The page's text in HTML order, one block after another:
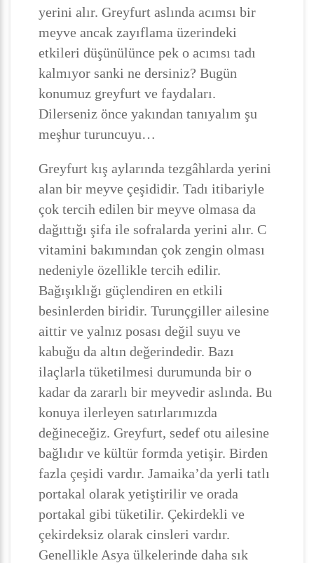
yerini alır. Greyfurt aslında acımsı bir
meyve ancak zayıflama üzerindeki
etkileri düşünülünce pek o acımsı tadı
kalmıyor sanki ne dersiniz? Bugün
konumuz greyfurt ve faydaları.
Dilerseniz önce yakından tanıyalım şu
meşhur turuncuyu…
Greyfurt kış aylarında tezgâhlarda yerini
alan bir meyve çeşididir. Tadı itibariyle
çok tercih edilen bir meyve olmasa da
dağıttığı şifa ile sofralarda yerini alır. C
vitamini bakımından çok zengin olması
nedeniyle özellikle tercih edilir.
Bağışıklığı güçlendiren en etkili
besinlerden biridir. Turunçgiller ailesine
aittir ve yalnız posası değil suyu ve
kabuğu da altın değerindedir. Bazı
ilaçlarla tüketilmesi durumunda bir o
kadar da zararlı bir meyvedir aslında. Bu
konuya ilerleyen satırlarımızda
değineceğiz. Greyfurt, sedef otu ailesine
bağlıdır ve kültür formda yetişir. Birden
fazla çeşidi vardır. Jamaika’da yerli tatlı
portakal olarak yetiştirilir ve orada
portakal gibi tüketilir. Çekirdekli ve
çekirdeksiz olarak cinsleri vardır.
Genellikle Asya ülkelerinde daha sık